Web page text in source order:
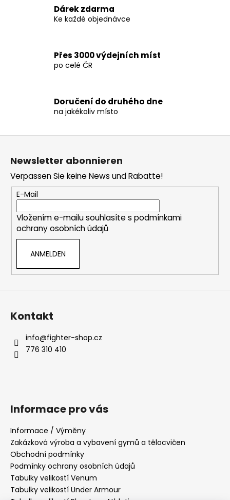
e
e
d
i
s
e
Dárek zdarma
Ke každé objednávce
Přes 3000 výdejních míst
po celé ČR
Doručení do druhého dne
na jakékoliv místo
Newsletter abonnieren
Verpassen Sie keine News und Rabatte!
E-Mail
Vložením e-mailu souhlasíte s podmínkami
ochrany osobních údajů
ANMELDEN
Kontakt
info@fighter-shop.cz
776 310 410
Informace pro vás
Informace / Výměny
Zakázková výroba a vybavení gymů a tělocvičen
Obchodní podmínky
Podmínky ochrany osobních údajů
Tabulky velikostí Venum
Tabulky velikostí Under Armour